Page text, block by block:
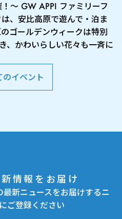
～ GW APPI ファミリーフ
、安比高原で遊んで・泊ま
ゴールデンウィークは特別
、かわいらしい花々も一斉に
のイベント
情報をお届け
新ニュースをお届けするニ
ご登録ください